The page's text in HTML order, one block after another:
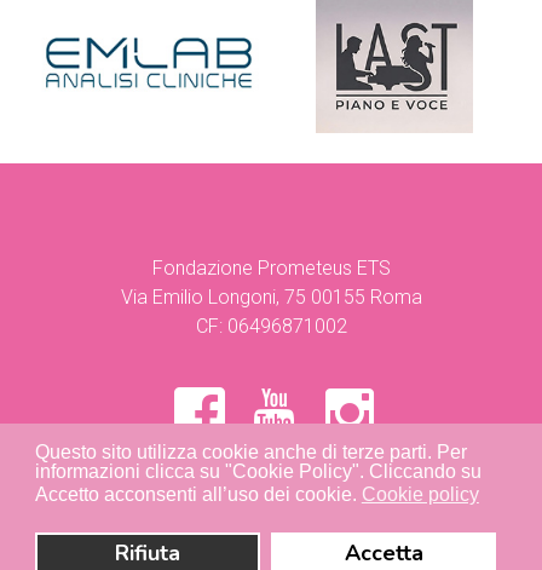
Questo sito utilizza cookie anche di terze parti. Per
informazioni clicca su "Cookie Policy". Cliccando su
Accetto acconsenti all’uso dei cookie. Cookie policy
Rifiuta Accetta
Fondazione Prometeus ETS
Via Emilio Longoni, 75 00155 Roma
CF: 06496871002
Privacy Policy|Cookie Policy